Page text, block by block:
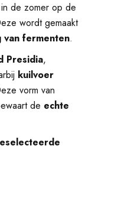
de zomer op de
wordt gemaakt
fermenten.
Presidia,
kuilvoer
vorm van
de echte